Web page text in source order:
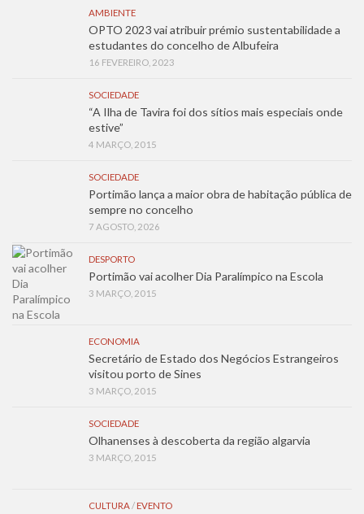
AMBIENTE
OPTO 2023 vai atribuir prémio sustentabilidade a
estudantes do concelho de Albufeira
16 FEVEREIRO, 2023
SOCIEDADE
“A Ilha de Tavira foi dos sítios mais especiais onde
estive”
4 MARÇO, 2015
SOCIEDADE
Portimão lança a maior obra de habitação pública de
sempre no concelho
7 AGOSTO, 2026
DESPORTO
Portimão vai acolher Dia Paralímpico na Escola
3 MARÇO, 2015
ECONOMIA
Secretário de Estado dos Negócios Estrangeiros
visitou porto de Sines
3 MARÇO, 2015
SOCIEDADE
Olhanenses à descoberta da região algarvia
3 MARÇO, 2015
CULTURA / EVENTO